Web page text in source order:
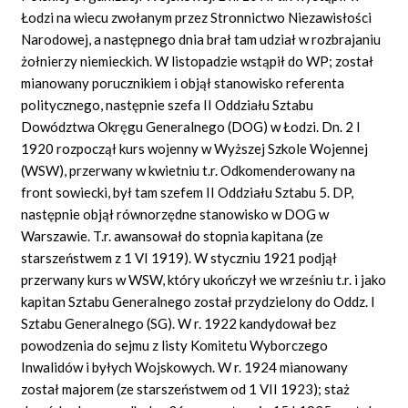
Łodzi na wiecu zwołanym przez Stronnictwo Niezawisłości
Narodowej, a następnego dnia brał tam udział w rozbrajaniu
żołnierzy niemieckich. W listopadzie wstąpił do WP; został
mianowany porucznikiem i objął stanowisko referenta
politycznego, następnie szefa II Oddziału Sztabu
Dowództwa Okręgu Generalnego (DOG) w Łodzi. Dn. 2 I
1920 rozpoczął kurs wojenny w Wyższej Szkole Wojennej
(WSW), przerwany w kwietniu t.r. Odkomenderowany na
front sowiecki, był tam szefem II Oddziału Sztabu 5. DP,
następnie objął równorzędne stanowisko w DOG w
Warszawie. T.r. awansował do stopnia kapitana (ze
starszeństwem z 1 VI 1919). W styczniu 1921 podjął
przerwany kurs w WSW, który ukończył we wrześniu t.r. i jako
kapitan Sztabu Generalnego został przydzielony do Oddz. I
Sztabu Generalnego (SG). W r. 1922 kandydował bez
powodzenia do sejmu z listy Komitetu Wyborczego
Inwalidów i byłych Wojskowych. W r. 1924 mianowany
został majorem (ze starszeństwem od 1 VII 1923); staż